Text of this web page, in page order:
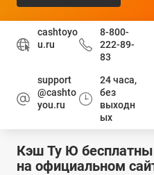
cashtoyo
u.ru
8-800-
222-89-
83
support
@cashto
you.ru
24 часа,
без
выходн
ых
Кэш Ту Ю
на официальном